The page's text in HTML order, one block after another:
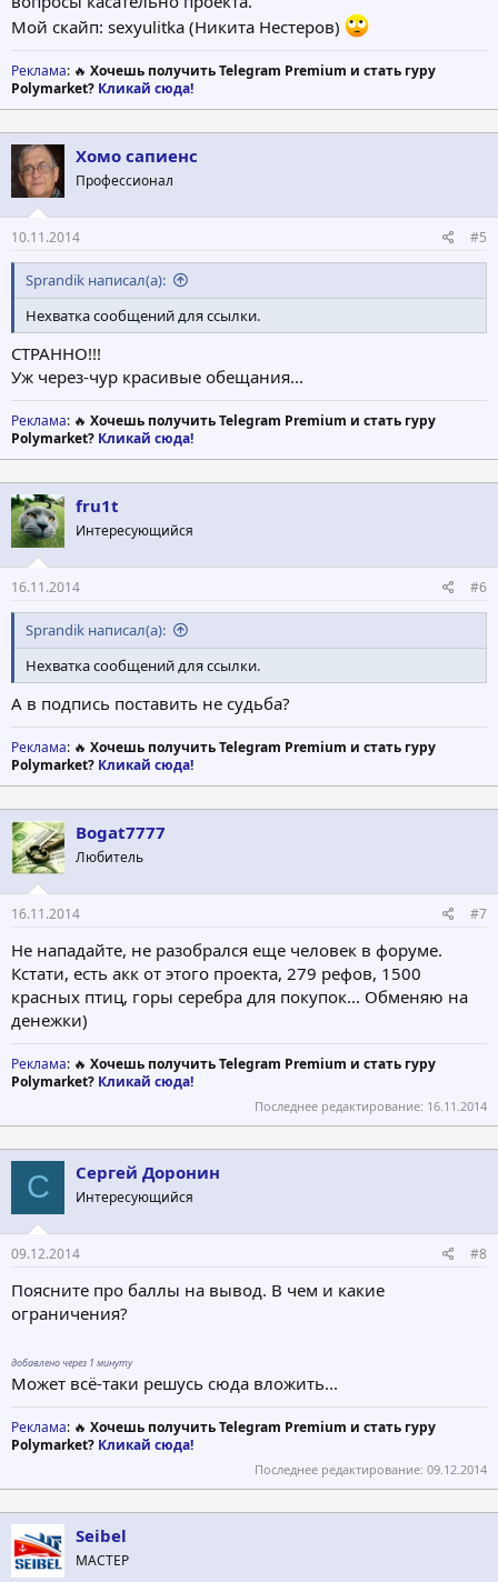
Мой скайп: sexyulitka (Никита Нестеров)
Реклама: 🔥 Хочешь получить Telegram Premium и стать гуру
Polymarket? Кликай сюда!
Хомо сапиенс
Профессионал
10.11.2014 #5
Sprandik написал(а):
Нехватка сообщений для ссылки.
СТРАННО!!!
Уж через-чур красивые обещания...
Реклама: 🔥 Хочешь получить Telegram Premium и стать гуру
Polymarket? Кликай сюда!
fru1t
Интересующийся
16.11.2014 #6
Sprandik написал(а):
Нехватка сообщений для ссылки.
А в подпись поставить не судьба?
Реклама: 🔥 Хочешь получить Telegram Premium и стать гуру
Polymarket? Кликай сюда!
Bogat7777
Любитель
16.11.2014 #7
Не нападайте, не разобрался еще человек в форуме.
Кстати, есть акк от этого проекта, 279 рефов, 1500
красных птиц, горы серебра для покупок... Обменяю на
денежки)
Реклама: 🔥 Хочешь получить Telegram Premium и стать гуру
Polymarket? Кликай сюда!
Последнее редактирование: 16.11.2014
С Сергей Доронин
Интересующийся
09.12.2014 #8
Поясните про баллы на вывод. В чем и какие
ограничения?
добавлено через 1 минуту
Может всё-таки решусь сюда вложить...
Реклама: 🔥 Хочешь получить Telegram Premium и стать гуру
Polymarket? Кликай сюда!
Последнее редактирование: 09.12.2014
Seibel
МАСТЕР